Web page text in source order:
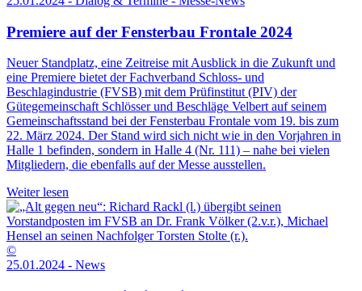
Premiere auf der Fensterbau Frontale 2024
Neuer Standplatz, eine Zeitreise mit Ausblick in die Zukunft und
eine Premiere bietet der Fachverband Schloss- und
Beschlagindustrie (FVSB) mit dem Prüfinstitut (PIV) der
Gütegemeinschaft Schlösser und Beschläge Velbert auf seinem
Gemeinschaftsstand bei der Fensterbau Frontale vom 19. bis zum
22. März 2024. Der Stand wird sich nicht wie in den Vorjahren in
Halle 1 befinden, sondern in Halle 4 (Nr. 111) – nahe bei vielen
Mitgliedern, die ebenfalls auf der Messe ausstellen.
Weiter lesen
©
25.01.2024 - News